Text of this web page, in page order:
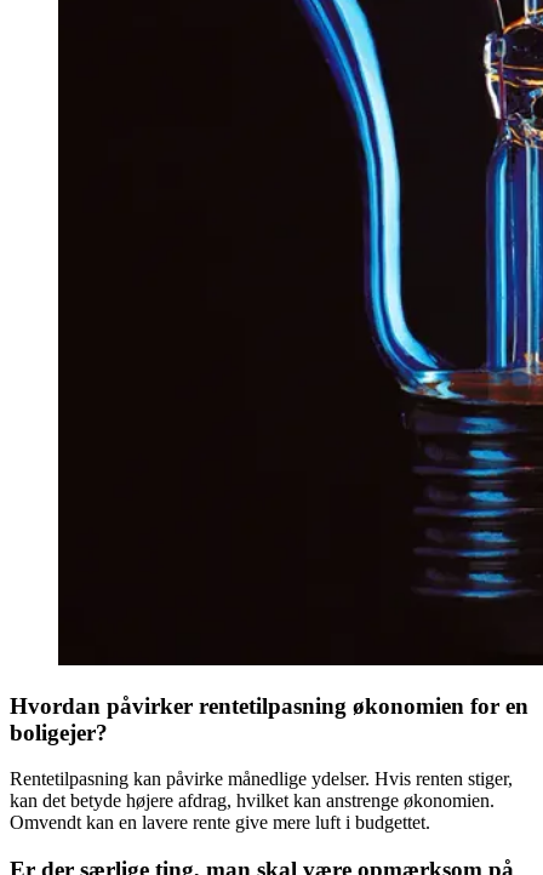
Hvordan påvirker rentetilpasning økonomien for en
boligejer?
Rentetilpasning kan påvirke månedlige ydelser. Hvis renten stiger,
kan det betyde højere afdrag, hvilket kan anstrenge økonomien.
Omvendt kan en lavere rente give mere luft i budgettet.
Er der særlige ting, man skal være opmærksom på